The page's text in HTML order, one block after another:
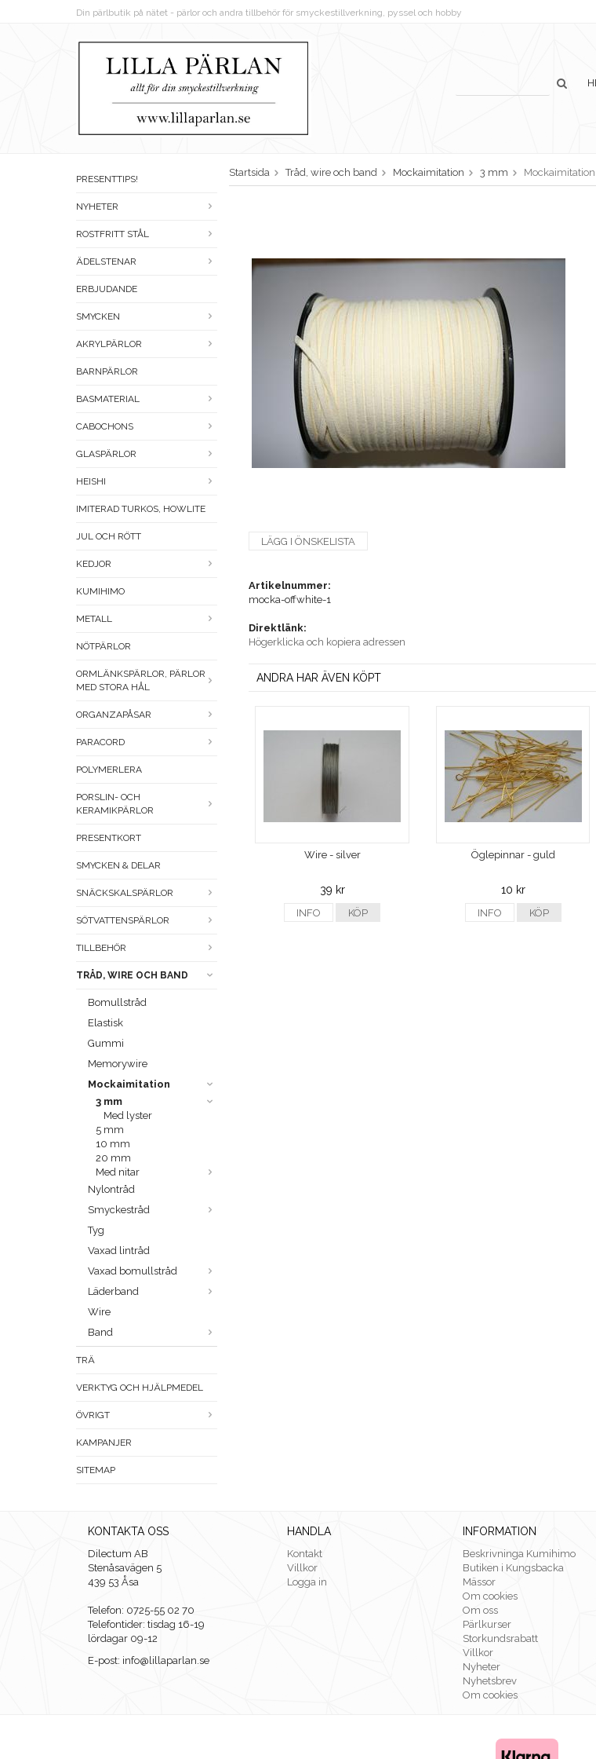
Din pärlbutik på nätet - pärlor och andra tillbehör för smyckestillverkning, pyssel och hobby
PRESENTTIPS!
NYHETER
ROSTFRITT STÅL
ÄDELSTENAR
ERBJUDANDE
SMYCKEN
AKRYLPÄRLOR
BARNPÄRLOR
BASMATERIAL
CABOCHONS
GLASPÄRLOR
HEISHI
IMITERAD TURKOS, HOWLITE
JUL OCH RÖTT
KEDJOR
KUMIHIMO
METALL
NÖTPÄRLOR
ORMLÄNKSPÄRLOR, PÄRLOR
MED STORA HÅL
ORGANZAPÅSAR
PARACORD
POLYMERLERA
PORSLIN- OCH
KERAMIKPÄRLOR
PRESENTKORT
SMYCKEN & DELAR
SNÄCKSKALSPÄRLOR
SÖTVATTENSPÄRLOR
TILLBEHÖR
TRÅD, WIRE OCH BAND
Bomullstråd
Elastisk
Gummi
Memorywire
Mockaimitation
3 mm
Med lyster
5 mm
10 mm
20 mm
Med nitar
Nylontråd
Smyckestråd
Tyg
Vaxad lintråd
Vaxad bomullstråd
Läderband
Wire
Band
TRÄ
VERKTYG OCH HJÄLPMEDEL
ÖVRIGT
KAMPANJER
SITEMAP
Startsida Tråd, wire och band Mockaimitation 3 mm
LÄGG I ÖNSKELISTA
Artikelnummer:
mocka-offwhite-1
Direktlänk:
Högerklicka och kopiera adressen
ANDRA HAR ÄVEN KÖPT
Wire - silver
39 kr
INFO KÖP
Öglepinnar - guld
10 kr
INFO KÖP
KONTAKTA OSS
Dilectum AB
Stenåsavägen 5
439 53 Åsa
Telefon: 0725-55 02 70
Telefontider: tisdag 16-19
lördagar 09-12
E-post: info@lillaparlan.se
HANDLA
Kontakt
Villkor
Logga in
INFORMATION
Beskrivninga Kumihimo
Butiken i Kungsbacka
Mässor
Om cookies
Om oss
Pärlkurser
Storkundsrabatt
Villkor
Nyheter
Nyhetsbrev
Om cookies